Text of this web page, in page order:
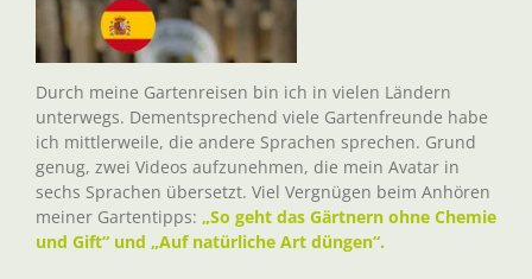
Durch meine Gartenreisen bin ich in vielen Ländern
unterwegs. Dementsprechend viele Gartenfreunde habe
ich mittlerweile, die andere Sprachen sprechen. Grund
genug, zwei Videos aufzunehmen, die mein Avatar in
sechs Sprachen übersetzt. Viel Vergnügen beim Anhören
meiner Gartentipps: „So geht das Gärtnern ohne Chemie
und Gift“ und „Auf natürliche Art düngen“.